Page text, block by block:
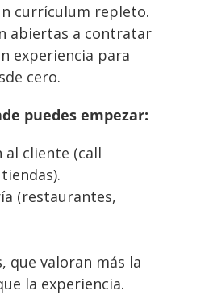
currículum repleto.
abiertas a contratar
experiencia para
cero.
puedes empezar:
al cliente (call
(restaurantes,
que valoran más la
la experiencia.